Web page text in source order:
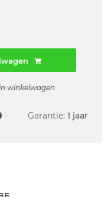
winkelwagen
Garantie: 1 jaar